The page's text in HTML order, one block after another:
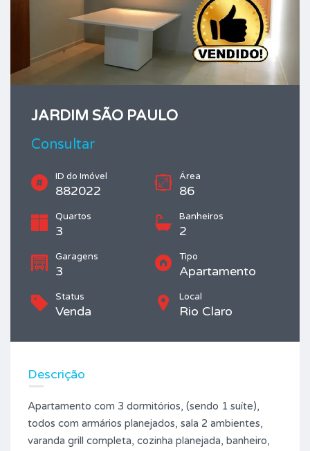
JARDIM SÃO PAULO
Consultar
ID do Imóvel
882022
Área
86
Quartos
3
Banheiros
2
Garagens
3
Tipo
Apartamento
Status
Venda
Local
Rio Claro
Descrição
Apartamento com 3 dormitórios, (sendo 1 suíte),
todos com armários planejados, sala 2 ambientes,
varanda grill completa, cozinha planejada, banheiro,